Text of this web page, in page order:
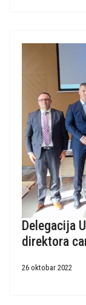
Delegacija
direktora
26 oktobar 2022